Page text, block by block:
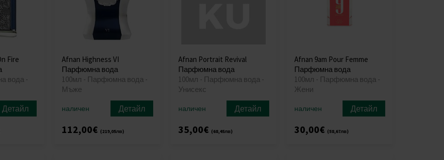
Fire
вода -
Детайл
Afnan Highness VI
Парфюмна вода
100мл - Парфюмна вода -
Мъже
наличен Детайл
112,00€ (219,05лв)
Afnan Portrait Revival
Парфюмна вода
100мл - Парфюмна вода -
Унисекс
наличен Детайл
35,00€ (68,45лв)
Afnan 9am Pour Femme
Парфюмна вода
100мл - Парфюмна вода -
Жени
наличен Детайл
30,00€ (58,67лв)